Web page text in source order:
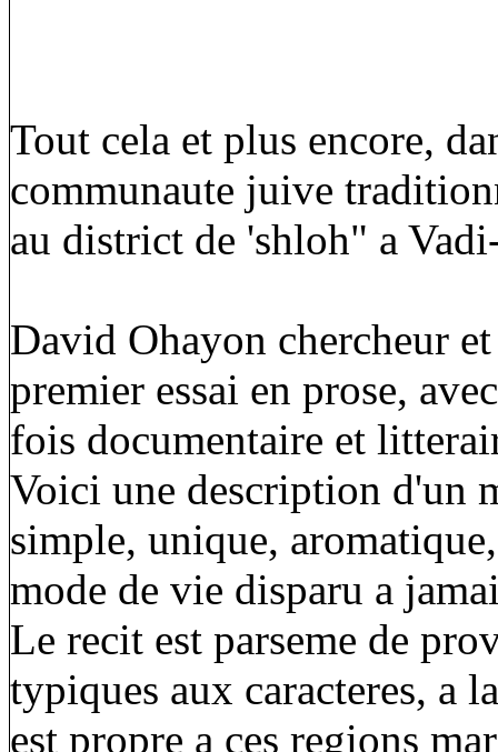
Tout cela et plus encore,
communaute juive
au district de 'shloh" a
David Ohayon chercheur
premier essai en prose,
fois documentaire et
Voici une description d'un
simple, unique,
mode de vie disparu a
Le recit est parseme de
typiques aux caracteres, a
est propre a ces regions